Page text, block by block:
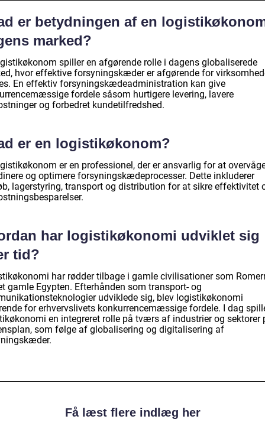
er betydningen af en
marked?
spiller en afgørende rolle i dagens globaliserede
hvor effektive forsyningskæder er afgørende for
En effektiv forsyningskædeadministration kan give
fordele såsom hurtigere levering, lavere
og forbedret kundetilfredshed.
er en logistikøkonom?
er en professionel, der er ansvarlig for at
og optimere forsyningskædeprocesser. Dette inkluderer
lagerstyring, transport og distribution for at sikre effektivitet
har logistikøkonomi udviklet sig
tid?
har rødder tilbage i gamle civilisationer som
gamle Egypten. Efterhånden som transport- og
udviklede sig, blev logistikøkonomi
for erhvervslivets konkurrencemæssige fordele. I dag
en integreret rolle på tværs af industrier og sektorer
som følge af globalisering og digitalisering af
Få læst flere indlæg her